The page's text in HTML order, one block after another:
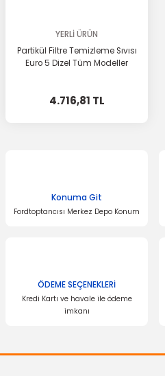
YERLİ ÜRÜN
Partikül Filtre Temizleme Sıvısı
Euro 5 Dizel Tüm Modeller
4.716,81 TL
Konuma Git
Fordtoptancısı Merkez Depo Konum
ÖDEME SEÇENEKLERİ
Kredi Kartı ve havale ile ödeme
imkanı